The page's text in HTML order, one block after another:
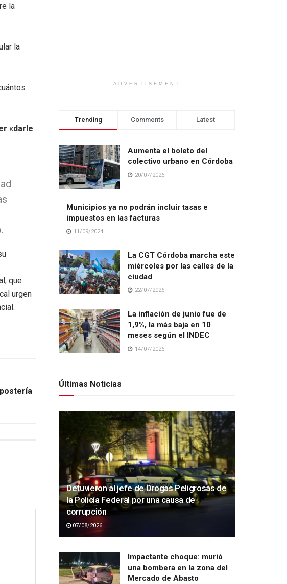
la
la
«darle
que
urgen
ADVERTISEMENT
Trending Comments Latest
Aumenta el boleto del
colectivo urbano en Córdoba
20/07/2026
Municipios ya no podrán incluir tasas e
impuestos en las facturas
11/09/2024
La CGT Córdoba marcha este
miércoles por las calles de la
ciudad
22/07/2026
La inflación de junio fue de
1,9%, la más baja en 10
meses según el INDEC
14/07/2026
Últimas Noticias
Detuvieron al jefe de Drogas Peligrosas de
la Policía Federal por una causa de
corrupción
07/08/2026
Impactante choque: murió
una bombera en la zona del
Mercado de Abasto